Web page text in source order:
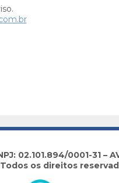
02.101.894/0001-31 –
os direitos